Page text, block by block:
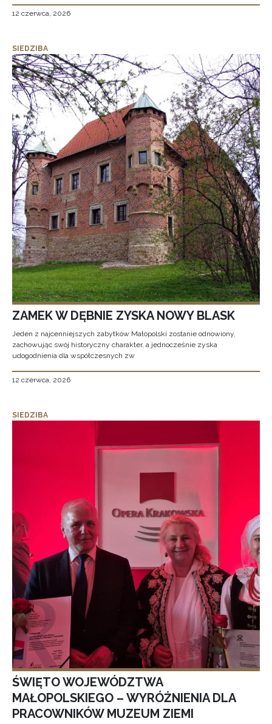
12 czerwca, 2026
SIEDZIBA
ZAMEK W DĘBNIE ZYSKA NOWY BLASK
Jeden z najcenniejszych zabytków Małopolski zostanie odnowiony,
zachowując swój historyczny charakter, a jednocześnie zyska
udogodnienia dla współczesnych zw
12 czerwca, 2026
SIEDZIBA
ŚWIĘTO WOJEWÓDZTWA
MAŁOPOLSKIEGO – WYRÓŻNIENIA DLA
PRACOWNIKÓW MUZEUM ZIEMI